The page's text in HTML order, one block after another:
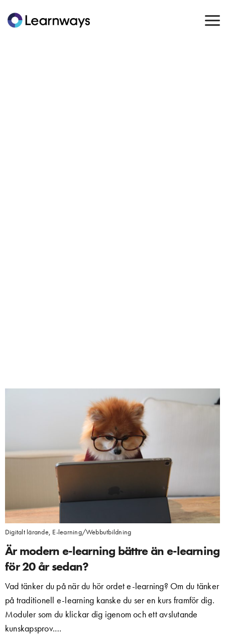
Digitalt lärande, E-learning/Webbutbildning
Är modern e-learning bättre än e-learning
för 20 år sedan?
Vad tänker du på när du hör ordet e-learning? Om du tänker
på traditionell e-learning kanske du ser en kurs framför dig.
Moduler som du klickar dig igenom och ett avslutande
kunskapsprov.…